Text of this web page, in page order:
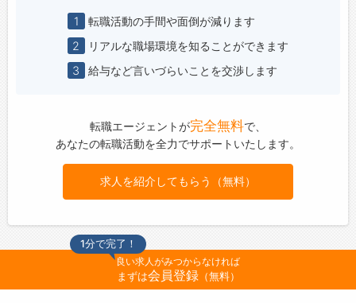
1
転職活動の手間や面倒が減ります
2
リアルな職場環境を知ることができます
3
給与など言いづらいことを交渉します
転職エージェントが完全無料で、
あなたの転職活動を全力でサポートいたします。
求人を紹介してもらう（無料）
1分で完了！
良い求人がみつからなければ
まずは会員登録（無料）